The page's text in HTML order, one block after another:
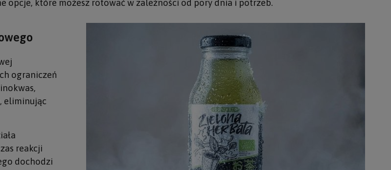
opcje, które możesz rotować w zależności od pory dnia i potrzeb.
ograniczeń
eliminując
reakcji
dochodzi